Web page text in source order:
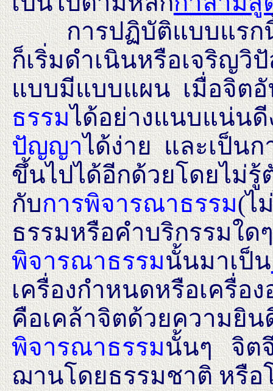
การปฏิบัติแบบแรกนี้
ก็เริ่มดำเนินหรือเจริญ
แบบมีแบบแผน เมื่อจิต
ธรรมได้อย่างแนบแน่น
ปัญญาได้ง่าย และเป็น
ขึ้นไปได้อีกด้วยโดยไม่
กับการพิจารณาธรรม(ไ
ธรรมหรือคำบริกรรมใด
พิจารณาธรรมนั้นมาเป็น
เครื่องกำหนดหรือเครื่อ
คือเคล้าจิตด้วยความยิ
พิจารณาธรรมนั้นๆ จิตจึ
ฌานโดยธรรมชาติ หรือ